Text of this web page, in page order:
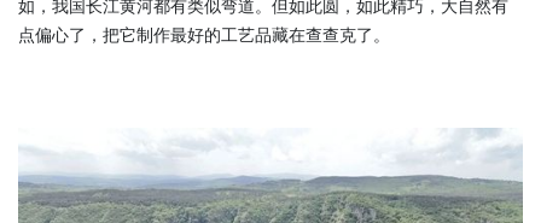
如，我国长江黄河都有类似弯道。但如此圆，如此精巧，大自然有
点偏心了，把它制作最好的工艺品藏在查查克了。